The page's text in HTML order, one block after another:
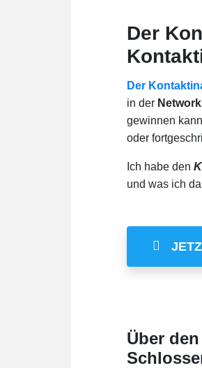
Der
Der
in der
gewinnen
oder
Ich habe den
und was ich
Über